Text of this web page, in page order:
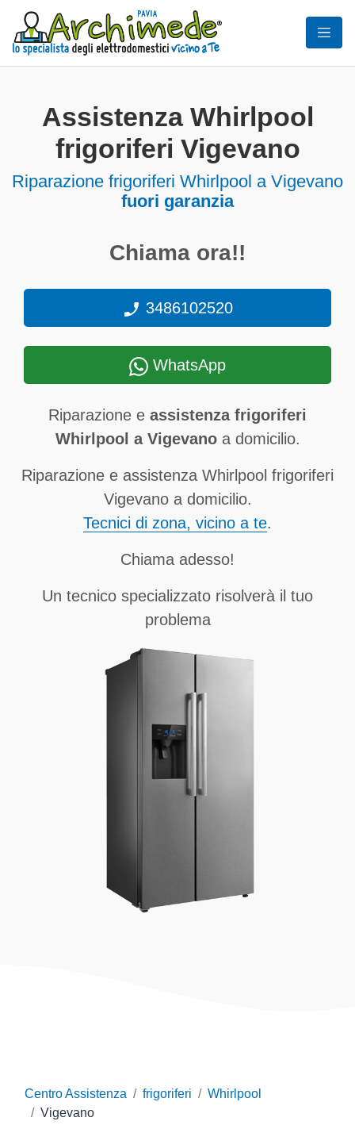
Assistenza Whirlpool
frigoriferi Vigevano
Riparazione frigoriferi Whirlpool a Vigevano
fuori garanzia
Chiama ora!!
3486102520
WhatsApp
Riparazione e assistenza frigoriferi
Whirlpool a Vigevanoa domicilio.
Riparazione e assistenza Whirlpool frigoriferi
Vigevano a domicilio.
Tecnici di zona, vicino a te.
Chiama adesso!
Un tecnico specializzato risolverà il tuo
problema
Centro Assistenza frigoriferi
Whirlpool
Vigevano